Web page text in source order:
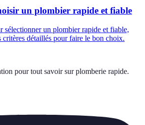
un plombier rapide et fiable
sélectionner un plombier rapide et fiable,
critères détaillés pour faire le bon choix.
pour tout savoir sur plomberie rapide.